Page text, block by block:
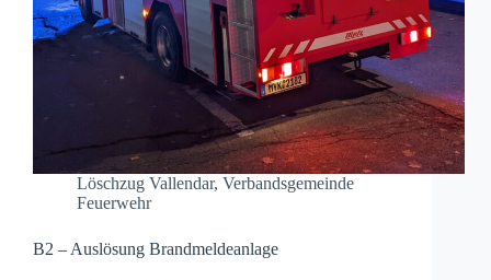
Löschzug Vallendar, Verbandsgemeinde
Feuerwehr
B2 – Auslösung Brandmeldeanlage